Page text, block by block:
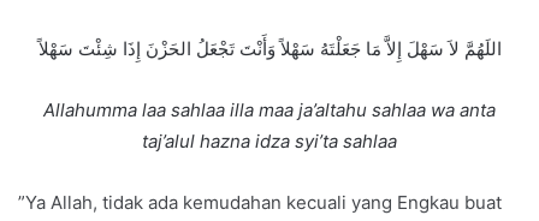
اللَهُمَّ لاَ سَهْلَ إِلاَّ مَا جَعَلْتَهُ سَهْلاً وَأَنْتَ تَجْعَلُ الحَزْنَ إِذَا شِئْتَ سَهْلاً
Allahumma laa sahlaa illa maa ja’altahu sahlaa wa anta
taj’alul hazna idza syi’ta sahlaa
”Ya Allah, tidak ada kemudahan kecuali yang Engkau buat